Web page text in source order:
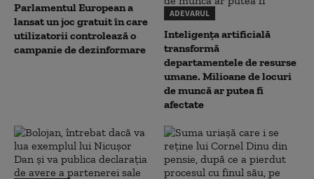
Parlamentul European a
lansat un joc gratuit în care
utilizatorii controlează o
campanie de dezinformare
ADEVARUL
Inteligența artificială
transformă
departamentele de resurse
umane. Milioane de locuri
de muncă ar putea fi
afectate